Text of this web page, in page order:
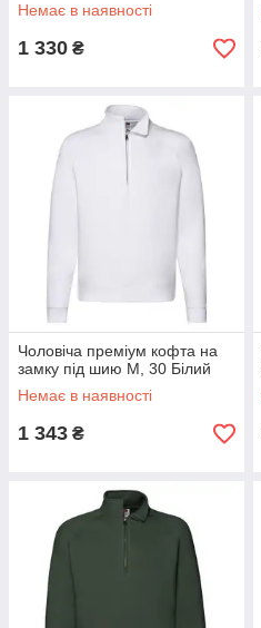
Немає в наявності
1 330 ₴
Чоловіча преміум кофта на
замку під шию M, 30 Білий
Немає в наявності
1 343 ₴